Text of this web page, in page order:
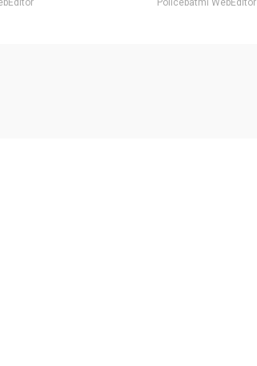
Policebatmi WebEditor